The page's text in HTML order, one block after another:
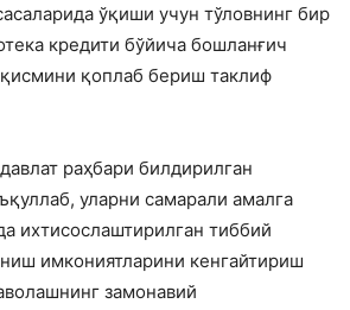
ўқиши учун тўловнинг бир
кредити бўйича бошланғич
қоплаб бериш таклиф
раҳбари билдирилган
уларни самарали амалга
ихтисослаштирилган тиббий
имкониятларини кенгайтириш
замонавий